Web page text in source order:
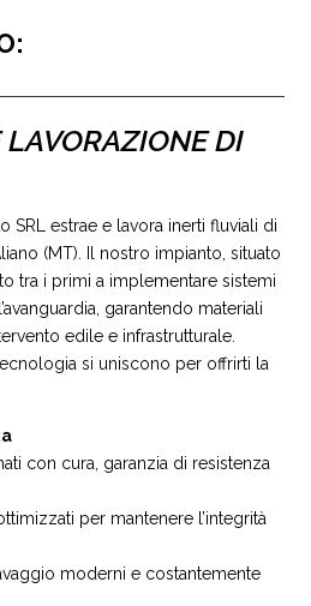
DI
SRL estrae e lavora inerti fluviali di
(MT). Il nostro impianto, situato
tra i primi a implementare sistemi
garantendo materiali
edile e infrastrutturale.
si uniscono per offrirti la
con cura, garanzia di resistenza
per mantenere l’integrità
moderni e costantemente